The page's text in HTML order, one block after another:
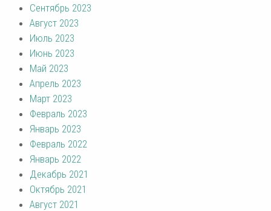
Сентябрь 2023
Август 2023
Июль 2023
Июнь 2023
Май 2023
Апрель 2023
Март 2023
Февраль 2023
Январь 2023
Февраль 2022
Январь 2022
Декабрь 2021
Октябрь 2021
Август 2021